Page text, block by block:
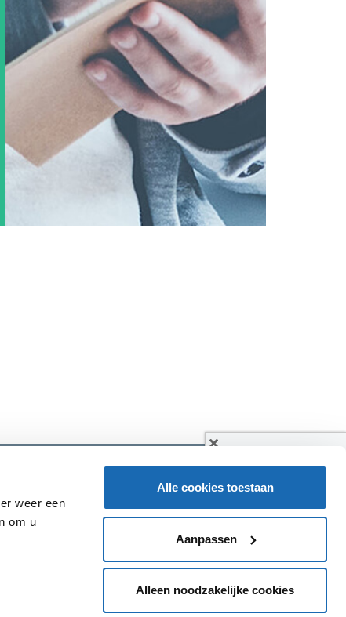
weer een
om u
Alle cookies toestaan
Aanpassen
Alleen noodzakelijke cookies
MAIL ONS
BEL ONS